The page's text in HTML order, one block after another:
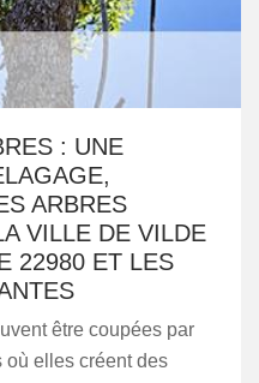
: UNE
ARBRES
VILLE DE VILDE
22980 ET LES
être coupées par
où elles créent des